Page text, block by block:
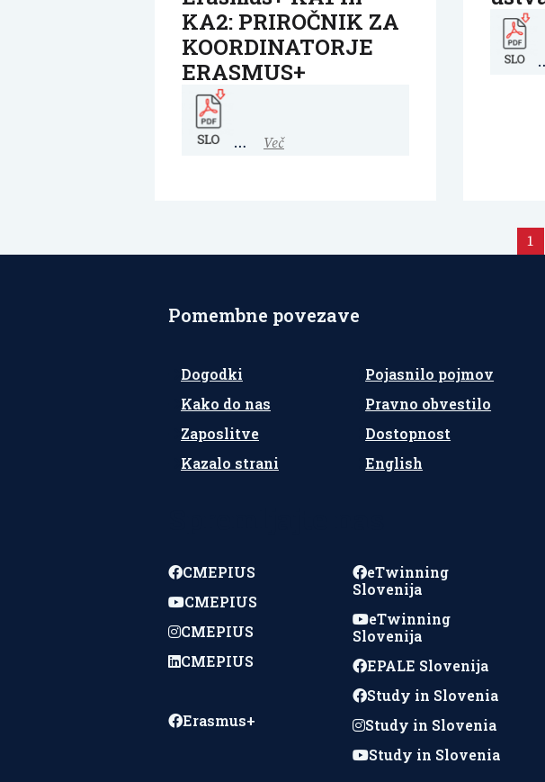
KA2: PRIROČNIK ZA
KOORDINATORJE
ERASMUS+
… Več
1
Pomembne povezave
Dogodki
Kako do nas
Zaposlitve
Kazalo strani
Pojasnilo pojmov
Pravno obvestilo
Dostopnost
English
CMEPIUS
CMEPIUS
CMEPIUS
CMEPIUS
Erasmus+
eTwinning
Slovenija
eTwinning
Slovenija
EPALE Slovenija
Study in Slovenia
Study in Slovenia
Study in Slovenia